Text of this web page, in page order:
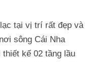
tại vị trí rất đẹp và
sông Cái Nha
kế 02 tầng lầu